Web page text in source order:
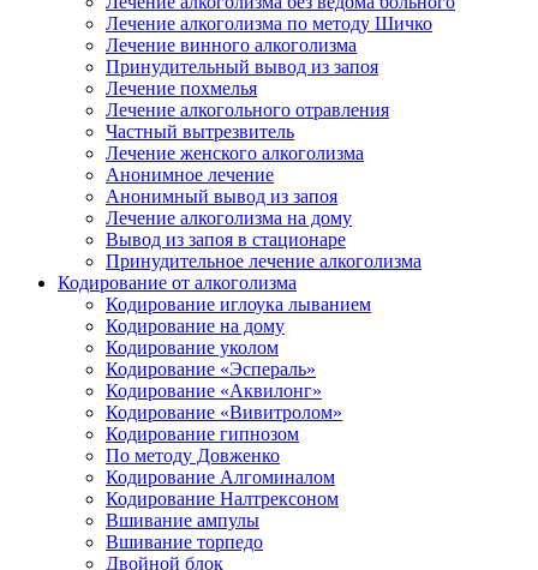
Лечение алкоголизма по методу Шичко
Лечение винного алкоголизма
Принудительный вывод из запоя
Лечение похмелья
Лечение алкогольного отравления
Частный вытрезвитель
Лечение женского алкоголизма
Анонимное лечение
Анонимный вывод из запоя
Лечение алкоголизма на дому
Вывод из запоя в стационаре
Принудительное лечение алкоголизма
Кодирование от алкоголизма
Кодирование иглоука лыванием
Кодирование на дому
Кодирование уколом
Кодирование «Эспераль»
Кодирование «Аквилонг»
Кодирование «Вивитролом»
Кодирование гипнозом
По методу Довженко
Кодирование Алгоминалом
Кодирование Налтрексоном
Вшивание ампулы
Вшивание торпедо
Двойной блок